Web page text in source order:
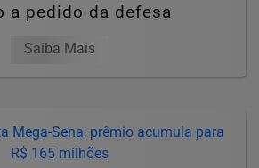
a pedido da defesa
Saiba Mais